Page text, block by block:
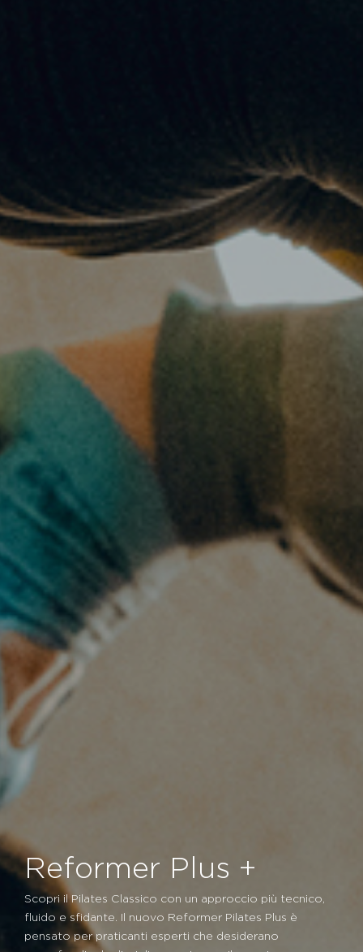
Reformer Plus +
Scopri il Pilates Classico con un approccio più tecnico,
fluido e sfidante. Il nuovo Reformer Pilates Plus è
pensato per praticanti esperti che desiderano